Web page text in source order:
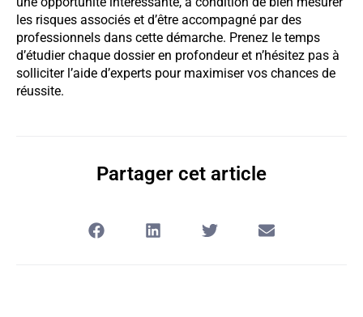
les risques associés et d’être accompagné par des
professionnels dans cette démarche. Prenez le temps
d’étudier chaque dossier en profondeur et n’hésitez pas à
solliciter l’aide d’experts pour maximiser vos chances de
réussite.
Partager cet article